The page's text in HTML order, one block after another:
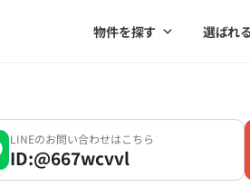
LINEのお問い合わせはこちら
ID:@667wcvvl
物件を探す 選ばれ